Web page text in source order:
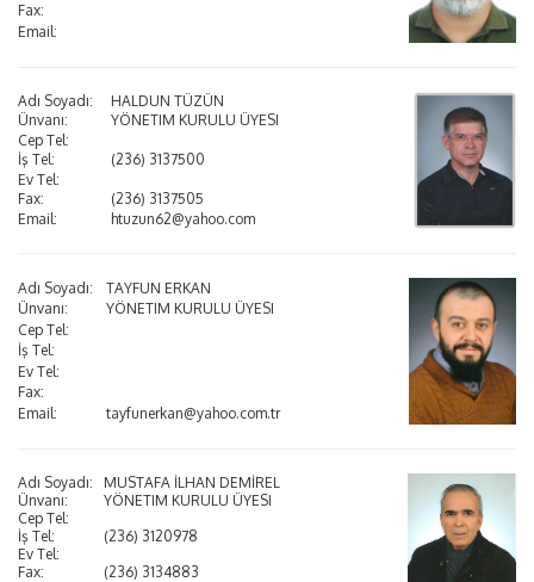
Fax:
Email:
Adı Soyadı:
HALDUN TÜZÜN
Ünvanı:
YÖNETIM KURULU ÜYESI
Cep Tel:
İş Tel:
(236) 3137500
Ev Tel:
Fax:
(236) 3137505
Email:
htuzun62@yahoo.com
Adı Soyadı:
TAYFUN ERKAN
Ünvanı:
YÖNETIM KURULU ÜYESI
Cep Tel:
İş Tel:
Ev Tel:
Fax:
Email:
tayfunerkan@yahoo.com.tr
Adı Soyadı:
MUSTAFA İLHAN DEMİREL
Ünvanı:
YÖNETIM KURULU ÜYESI
Cep Tel:
İş Tel:
(236) 3120978
Ev Tel:
Fax:
(236) 3134883